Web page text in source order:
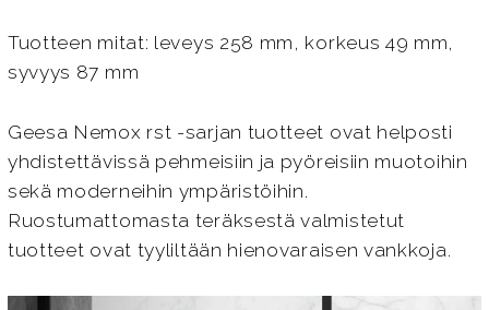
Tuotteen mitat: leveys 258 mm, korkeus 49 mm,
syvyys 87 mm
Geesa Nemox rst -sarjan tuotteet ovat helposti
yhdistettävissä pehmeisiin ja pyöreisiin muotoihin
sekä moderneihin ympäristöihin.
Ruostumattomasta teräksestä valmistetut
tuotteet ovat tyyliltään hienovaraisen vankkoja.